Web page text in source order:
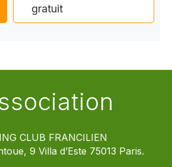
gratuit
CLUB FRANCILIEN
9 Villa d’Este 75013 Paris.